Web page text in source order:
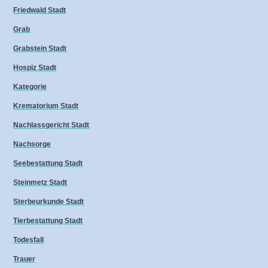
Friedwald Stadt
Grab
Grabstein Stadt
Hospiz Stadt
Kategorie
Krematorium Stadt
Nachlassgericht Stadt
Nachsorge
Seebestattung Stadt
Steinmetz Stadt
Sterbeurkunde Stadt
Tierbestattung Stadt
Todesfall
Trauer